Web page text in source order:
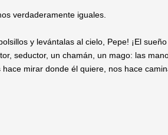
verdaderamente iguales.
y levántalas al cielo, Pepe! ¡El
seductor, un chamán, un mago: las
mirar donde él quiere, nos hace